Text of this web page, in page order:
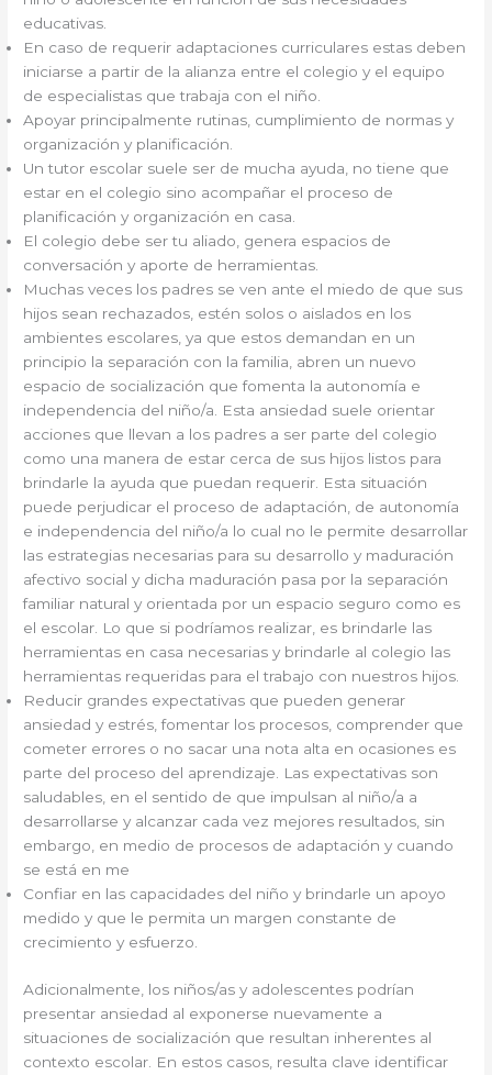
educativas.
En caso de requerir adaptaciones curriculares estas deben
iniciarse a partir de la alianza entre el colegio y el equipo
de especialistas que trabaja con el niño.
Apoyar principalmente rutinas, cumplimiento de normas y
organización y planificación.
Un tutor escolar suele ser de mucha ayuda, no tiene que
estar en el colegio sino acompañar el proceso de
planificación y organización en casa.
El colegio debe ser tu aliado, genera espacios de
conversación y aporte de herramientas.
Muchas veces los padres se ven ante el miedo de que sus
hijos sean rechazados, estén solos o aislados en los
ambientes escolares, ya que estos demandan en un
principio la separación con la familia, abren un nuevo
espacio de socialización que fomenta la autonomía e
independencia del niño/a. Esta ansiedad suele orientar
acciones que llevan a los padres a ser parte del colegio
como una manera de estar cerca de sus hijos listos para
brindarle la ayuda que puedan requerir. Esta situación
puede perjudicar el proceso de adaptación, de autonomía
e independencia del niño/a lo cual no le permite desarrollar
las estrategias necesarias para su desarrollo y maduración
afectivo social y dicha maduración pasa por la separación
familiar natural y orientada por un espacio seguro como es
el escolar. Lo que si podríamos realizar, es brindarle las
herramientas en casa necesarias y brindarle al colegio las
herramientas requeridas para el trabajo con nuestros hijos.
Reducir grandes expectativas que pueden generar
ansiedad y estrés, fomentar los procesos, comprender que
cometer errores o no sacar una nota alta en ocasiones es
parte del proceso del aprendizaje. Las expectativas son
saludables, en el sentido de que impulsan al niño/a a
desarrollarse y alcanzar cada vez mejores resultados, sin
embargo, en medio de procesos de adaptación y cuando
se está en me
Confiar en las capacidades del niño y brindarle un apoyo
medido y que le permita un margen constante de
crecimiento y esfuerzo.
Adicionalmente, los niños/as y adolescentes podrían
presentar ansiedad al exponerse nuevamente a
situaciones de socialización que resultan inherentes al
contexto escolar. En estos casos, resulta clave identificar